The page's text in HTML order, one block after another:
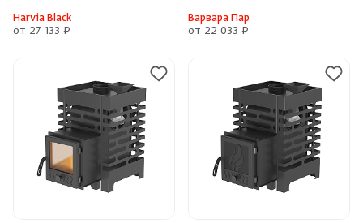
Harvia Black
от 27 133 ₽
Варвара Пар
от 22 033 ₽